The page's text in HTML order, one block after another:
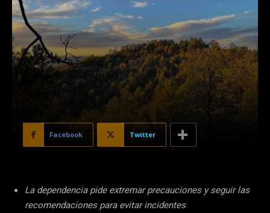
Facebook Twitter
La dependencia pide extremar precauciones y seguir las
recomendaciones para evitar incidentes